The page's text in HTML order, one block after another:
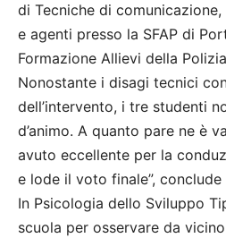
di Tecniche di
e agenti presso la SFAP di
Formazione Allievi della
Nonostante i disagi tecnici
dell’intervento, i tre studenti
d’animo. A quanto pare ne è
avuto eccellente per la
e lode il voto finale”, conclude
In Psicologia dello Sviluppo
scuola per osservare da